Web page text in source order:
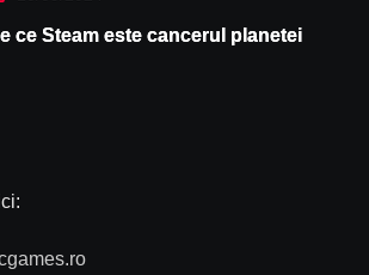
ce Steam este cancerul planetei